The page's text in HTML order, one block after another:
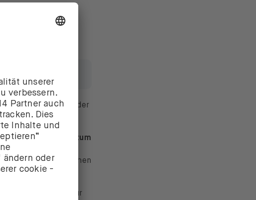
Welt und Urheber der
würde ein Wachstum
4,34 Milliarden $
Quartal entsprechen
nicht aus, nur